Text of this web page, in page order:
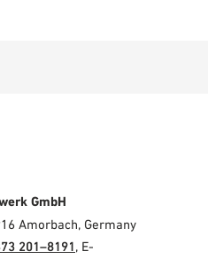
GmbH
Amorbach, Germany
201–8191, E-